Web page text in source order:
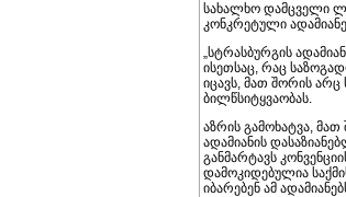
სახალხო დამცველი
კონკრეტული
„სტრასბურგის
ისეთსაც, რაც
იცავს, მათ შორის არც
ბილწსიტყვაობას.
აზრის გამოხატვა,
ადამიანის
განმარტავს
დამოკიდებულია
იბარებენ ამ